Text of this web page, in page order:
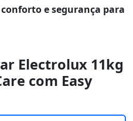
e segurança para
Electrolux 11kg
com Easy